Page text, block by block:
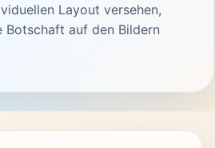
Layout versehen,
Botschaft auf den Bildern